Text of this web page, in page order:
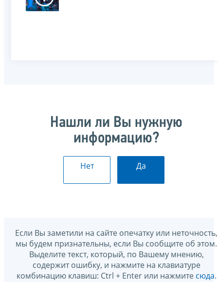
Нашли ли Вы нужную
информацию?
Нет Да
Если Вы заметили на сайте опечатку или неточность,
мы будем признательны, если Вы сообщите об этом.
Выделите текст, который, по Вашему мнению,
содержит ошибку, и нажмите на клавиатуре
комбинацию клавиш: Ctrl + Enter или нажмите сюда.